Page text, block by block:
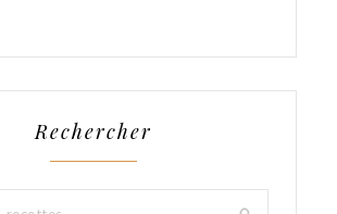
Rechercher